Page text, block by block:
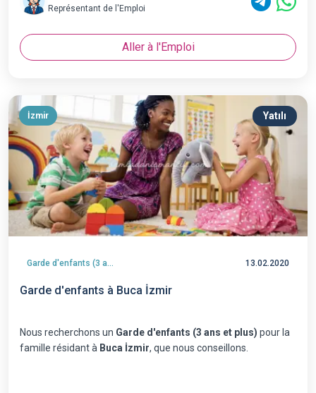
Représentant de l'Emploi
Aller à l'Emploi
İzmir Yatılı
Garde d'enfants (3 ans et plus) 13.02.2020
Garde d'enfants à Buca İzmir
Nous recherchons un Garde d'enfants (3 ans et plus) pour la
famille résidant à Buca İzmir, que nous conseillons.